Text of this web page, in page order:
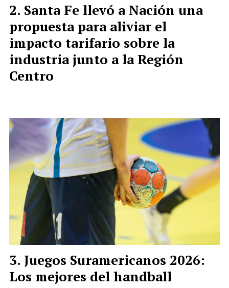
Santa Fe llevó a Nación una
propuesta para aliviar el
impacto tarifario sobre la
industria junto a la Región
Centro
Juegos Suramericanos 2026:
Los mejores del handball